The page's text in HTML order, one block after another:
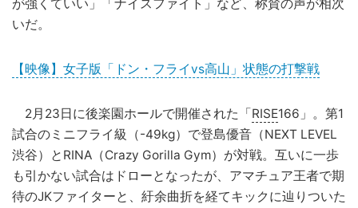
が強くていい」「ナイスファイト」など、称賛の声が相次
いだ。
【映像】女子版「ドン・フライvs高山」状態の打撃戦
2月23日に後楽園ホールで開催された「RISE166」。第1
試合のミニフライ級（-49kg）で登島優音（NEXT LEVEL
渋谷）とRINA（Crazy Gorilla Gym）が対戦。互いに一歩
も引かない試合はドローとなったが、アマチュア王者で期
待のJKファイターと、紆余曲折を経てキックに辿りついた